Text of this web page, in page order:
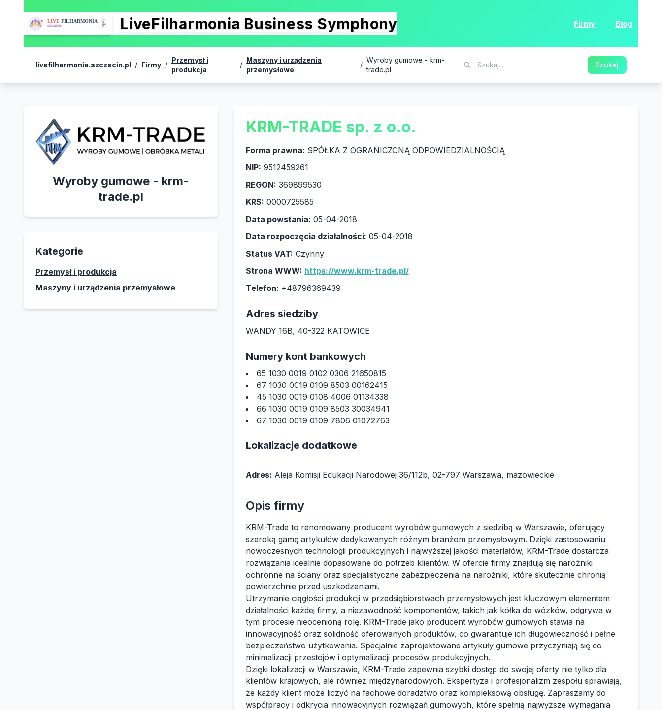
LiveFilharmonia Business Symphony Firmy Blog
livefilharmonia.szczecin.pl / Firmy /
Przemysł i
produkcja
/
Maszyny i urządzenia
przemysłowe
/
Wyroby gumowe - krm-
trade.pl
Szukaj
Wyroby gumowe - krm-
trade.pl
Kategorie
Przemysł i produkcja
Maszyny i urządzenia przemysłowe
KRM-TRADE sp. z o.o.
Forma prawna: SPÓŁKA Z OGRANICZONĄ ODPOWIEDZIALNOŚCIĄ
NIP: 9512459261
REGON: 369899530
KRS: 0000725585
Data powstania: 05-04-2018
Data rozpoczęcia działalności: 05-04-2018
Status VAT: Czynny
Strona WWW: https://www.krm-trade.pl/
Telefon: +48796369439
Adres siedziby
WANDY 16B, 40-322 KATOWICE
Numery kont bankowych
65 1030 0019 0102 0306 21650815
67 1030 0019 0109 8503 00162415
45 1030 0019 0108 4006 01134338
66 1030 0019 0109 8503 30034941
67 1030 0019 0109 7806 01072763
Lokalizacje dodatkowe
Adres: Aleja Komisji Edukacji Narodowej 36/112b, 02-797 Warszawa, mazowieckie
Opis firmy
KRM-Trade to renomowany producent wyrobów gumowych z siedzibą w Warszawie, oferujący
szeroką gamę artykułów dedykowanych różnym branżom przemysłowym. Dzięki zastosowaniu
nowoczesnych technologii produkcyjnych i najwyższej jakości materiałów, KRM-Trade dostarcza
rozwiązania idealnie dopasowane do potrzeb klientów. W ofercie firmy znajdują się narożniki
ochronne na ściany oraz specjalistyczne zabezpieczenia na narożniki, które skutecznie chronią
powierzchnie przed uszkodzeniami.
Utrzymanie ciągłości produkcji w przedsiębiorstwach przemysłowych jest kluczowym elementem
działalności każdej firmy, a niezawodność komponentów, takich jak kółka do wózków, odgrywa w
tym procesie nieocenioną rolę. KRM-Trade jako producent wyrobów gumowych stawia na
innowacyjność oraz solidność oferowanych produktów, co gwarantuje ich długowieczność i pełne
bezpieczeństwo użytkowania. Specjalnie zaprojektowane artykuły gumowe przyczyniają się do
minimalizacji przestojów i optymalizacji procesów produkcyjnych.
Dzięki lokalizacji w Warszawie, KRM-Trade zapewnia szybki dostęp do swojej oferty nie tylko dla
klientów krajowych, ale również międzynarodowych. Ekspertyza i profesjonalizm zespołu sprawiają,
że każdy klient może liczyć na fachowe doradztwo oraz kompleksową obsługę. Zapraszamy do
współpracy i odkrycia innowacyjnych rozwiązań gumowych, które spełnią najwyższe wymagania